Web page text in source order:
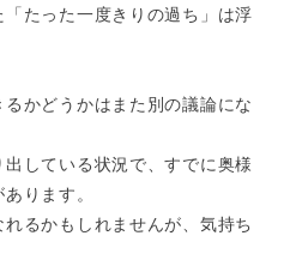
たった一度きりの過ち」は浮
かどうかはまた別の議論にな
している状況で、すでに奥様
ります。
るかもしれませんが、気持ち